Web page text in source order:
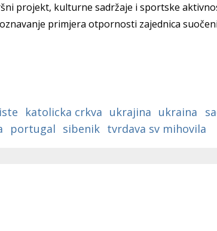
projekt, kulturne sadržaje i sportske
primjera otpornosti zajednica
katolicka crkva ukrajina ukraina
portugal sibenik tvrdava sv mihovila